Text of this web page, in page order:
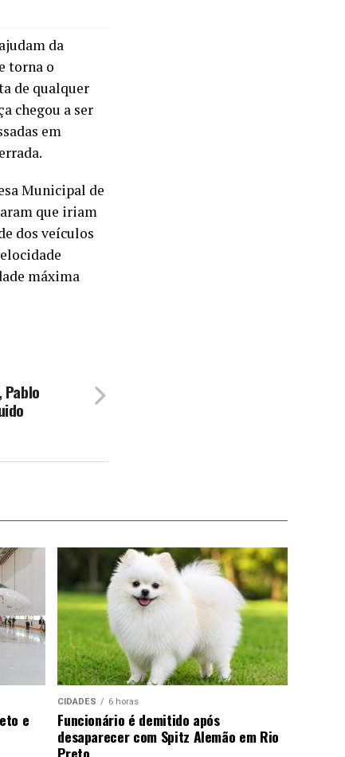
da
torna o
de qualquer
chegou a ser
em
Municipal de
que iriam
dos veículos
máxima
Pablo
e
CIDADES 6 horas
Funcionário é demitido após
desaparecer com Spitz Alemão em Rio